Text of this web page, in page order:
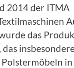
2014 der ITMA
das
in